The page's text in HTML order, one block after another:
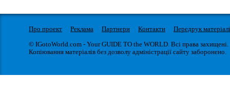
Про проект Реклама Партнери Контакти
Передрук
© IGotoWorld.com - Your GUIDE TO the WORLD. Всі права захищені.
Копіювання матеріалів без дозволу адміністрації сайту заборонено.